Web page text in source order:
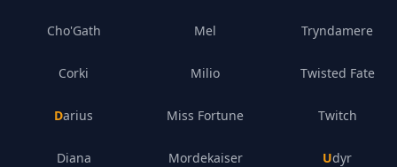
Cho'Gath
Corki
Darius
Diana
Mel
Milio
Miss Fortune
Mordekaiser
Tryndamere
Twisted Fate
Twitch
Udyr